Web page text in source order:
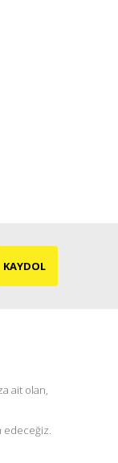
KAYDOL
ait olan,
edeceğiz.